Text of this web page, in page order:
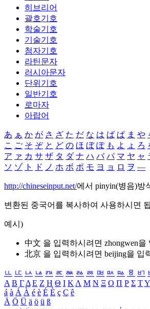
히브리어
괄호기호
학술기호
기술기호
첨자기호
라틴문자
러시아문자
단위기호
일반기호
로마자
아랍어
あ ぁ か が さ ざ た だ な は ば ぱ ま や
こ ご そ ぞ と ど の ほ ぼ ぽ も よ ょ ろ
ア ァ カ サ ザ タ ダ ナ ハ バ パ マ ヤ ャ
ソ ゾ ト ド ノ ホ ボ ポ モ ヨ ョ ロ ヲ ―
http://chineseinput.net/에서 pinyin(병음)방
변환된 중국어를 복사하여 사용하시면
예시)
中文 을 입력하시려면 zhongwen을
北京 을 입력하시려면 beijing을 입
ㅥ ㅦ ㅧ ㅨ ㅩ ㅪ ㅫ ㅬ ㅭ ㅮ ㅯ ㅰ ㅱ ㅲ
Α Β ΓΔ Ε Ζ Η Θ Ι ΚΛ Μ Ν Ξ Ο Π Ρ Σ ΤΥ
á à Á À é è É È ç Ç ê
Ä Ö Ü ä ö ü ß